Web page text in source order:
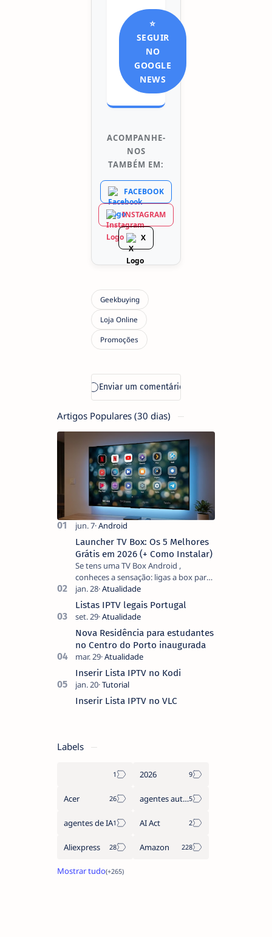
⭐
SEGUIR
NO
GOOGLE
NEWS
ACOMPANHE-
NOS
TAMBÉM EM:
FACEBOOK
INSTAGRAM
X
Artigos Populares (30 dias)
Launcher TV Box: Os 5 Melhores
Grátis em 2026 (+ Como Instalar)
Se tens uma TV Box Android ,
conheces a sensação: ligas a box para
ver um filme e o ecrã inicial está
coberto de sugestões que não
pediste, ban…
Listas IPTV legais Portugal
Nova Residência para estudantes
no Centro do Porto inaugurada
Inserir Lista IPTV no Kodi
Inserir Lista IPTV no VLC
Labels
2026
Acer agentes autónomos
agentes de IA AI Act
Aliexpress Amazon